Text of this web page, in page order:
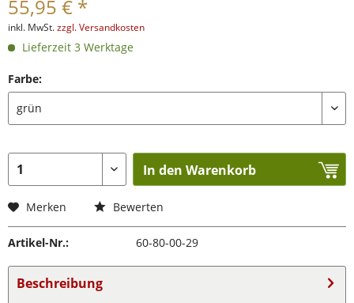
55,95 € *
inkl. MwSt.zzgl. Versandkosten
Lieferzeit 3 Werktage
Farbe:
In den Warenkorb
Merken Bewerten
Artikel-Nr.: 60-80-00-29
Beschreibung